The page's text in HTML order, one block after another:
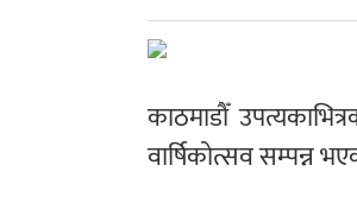
काठमाडौँ
वार्षिकोत्सव सम्पन्न